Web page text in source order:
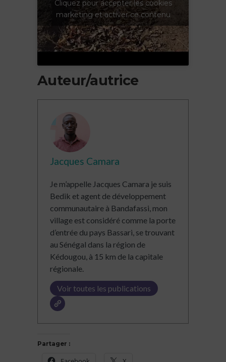
Cliquez pour accepter les cookies
marketing et activer ce contenu
Auteur/autrice
Jacques Camara
Je m’appelle Jacques Camara je suis
Bedik et agent de développement
communautaire à Bandafassi, mon
village est considéré comme la porte
d’entrée du pays Bassari, se trouvant
au Sénégal dans la région de
Kédougou, à 15 km de la capitale
régionale.
Voir toutes les publications
Partager :